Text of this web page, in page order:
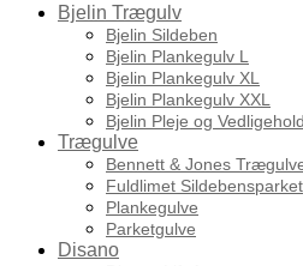
Bjelin Trægulv
Bjelin Sildeben
Bjelin Plankegulv L
Bjelin Plankegulv XL
Bjelin Plankegulv XXL
Bjelin Pleje og
Trægulve
Bennett & Jones
Fuldlimet Sildebensparket
Plankegulve
Parketgulve
Disano